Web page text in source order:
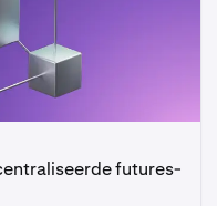
futures-